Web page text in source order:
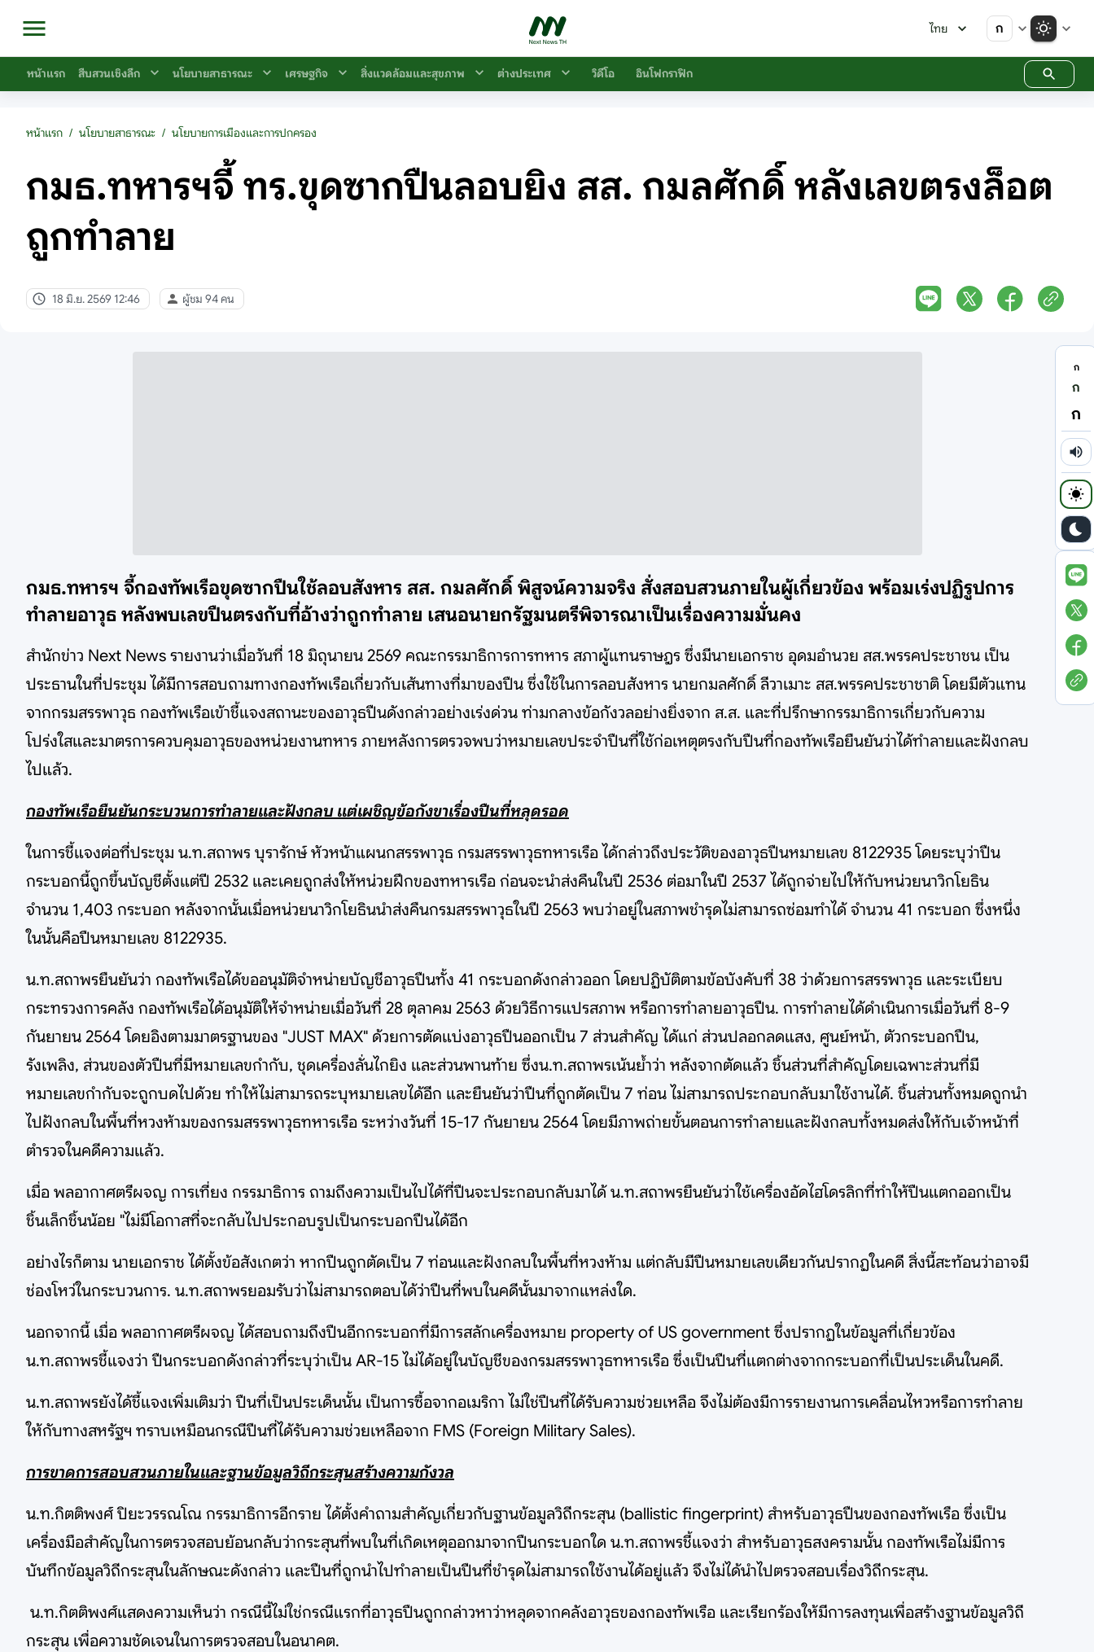
ไทย ก
หน้าแรก สืบสวนเชิงลึก นโยบายสาธารณะ เศรษฐกิจ สิ่งแวดล้อมและสุขภาพ ต่างประเทศ วิดีโอ อินโฟกราฟิก
หน้าแรก / นโยบายสาธารณะ / นโยบายการเมืองและการปกครอง
กมธ.ทหารฯจี้ ทร.ขุดซากปืนลอบยิง สส. กมลศักดิ์ หลังเลขตรงล็อต
ถูกทำลาย
18 มิ.ย. 2569 12:46 ผู้ชม 94 คน
กมธ.ทหารฯ จี้กองทัพเรือขุดซากปืนใช้ลอบสังหาร สส. กมลศักดิ์ พิสูจน์ความจริง สั่งสอบสวนภายในผู้เกี่ยวข้อง พร้อมเร่งปฏิรูปการ
ทำลายอาวุธ หลังพบเลขปืนตรงกับที่อ้างว่าถูกทำลาย เสนอนายกรัฐมนตรีพิจารณาเป็นเรื่องความมั่นคง
สำนักข่าว Next News รายงานว่าเมื่อวันที่ 18 มิถุนายน 2569 คณะกรรมาธิการการทหาร สภาผู้แทนราษฎร ซึ่งมีนายเอกราช อุดมอำนวย สส.พรรคประชาชน เป็น
ประธานในที่ประชุม ได้มีการสอบถามทางกองทัพเรือเกี่ยวกับเส้นทางที่มาของปืน ซึ่งใช้ในการลอบสังหาร นายกมลศักดิ์ ลีวาเมาะ สส.พรรคประชาชาติ โดยมีตัวแทน
จากกรมสรรพาวุธ กองทัพเรือเข้าชี้แจงสถานะของอาวุธปืนดังกล่าวอย่างเร่งด่วน ท่ามกลางข้อกังวลอย่างยิ่งจาก ส.ส. และที่ปรึกษากรรมาธิการเกี่ยวกับความ
โปร่งใสและมาตรการควบคุมอาวุธของหน่วยงานทหาร ภายหลังการตรวจพบว่าหมายเลขประจำปืนที่ใช้ก่อเหตุตรงกับปืนที่กองทัพเรือยืนยันว่าได้ทำลายและฝังกลบ
ไปแล้ว.
กองทัพเรือยืนยันกระบวนการทำลายและฝังกลบ แต่เผชิญข้อกังขาเรื่องปืนที่หลุดรอด
ในการชี้แจงต่อที่ประชุม น.ท.สถาพร บุรารักษ์ หัวหน้าแผนกสรรพาวุธ กรมสรรพาวุธทหารเรือ ได้กล่าวถึงประวัติของอาวุธปืนหมายเลข 8122935 โดยระบุว่าปืน
กระบอกนี้ถูกขึ้นบัญชีตั้งแต่ปี 2532 และเคยถูกส่งให้หน่วยฝึกของทหารเรือ ก่อนจะนำส่งคืนในปี 2536 ต่อมาในปี 2537 ได้ถูกจ่ายไปให้กับหน่วยนาวิกโยธิน
จำนวน 1,403 กระบอก หลังจากนั้นเมื่อหน่วยนาวิกโยธินนำส่งคืนกรมสรรพาวุธในปี 2563 พบว่าอยู่ในสภาพชำรุดไม่สามารถซ่อมทำได้ จำนวน 41 กระบอก ซึ่งหนึ่ง
ในนั้นคือปืนหมายเลข 8122935.
น.ท.สถาพรยืนยันว่า กองทัพเรือได้ขออนุมัติจำหน่ายบัญชีอาวุธปืนทั้ง 41 กระบอกดังกล่าวออก โดยปฏิบัติตามข้อบังคับที่ 38 ว่าด้วยการสรรพาวุธ และระเบียบ
กระทรวงการคลัง กองทัพเรือได้อนุมัติให้จำหน่ายเมื่อวันที่ 28 ตุลาคม 2563 ด้วยวิธีการแปรสภาพ หรือการทำลายอาวุธปืน. การทำลายได้ดำเนินการเมื่อวันที่ 8-9
กันยายน 2564 โดยอิงตามมาตรฐานของ "JUST MAX" ด้วยการตัดแบ่งอาวุธปืนออกเป็น 7 ส่วนสำคัญ ได้แก่ ส่วนปลอกลดแสง, ศูนย์หน้า, ตัวกระบอกปืน,
รังเพลิง, ส่วนของตัวปืนที่มีหมายเลขกำกับ, ชุดเครื่องลั่นไกยิง และส่วนพานท้าย ซึ่งน.ท.สถาพรเน้นย้ำว่า หลังจากตัดแล้ว ชิ้นส่วนที่สำคัญโดยเฉพาะส่วนที่มี
หมายเลขกำกับจะถูกบดไปด้วย ทำให้ไม่สามารถระบุหมายเลขได้อีก และยืนยันว่าปืนที่ถูกตัดเป็น 7 ท่อน ไม่สามารถประกอบกลับมาใช้งานได้. ชิ้นส่วนทั้งหมดถูกนำ
ไปฝังกลบในพื้นที่หวงห้ามของกรมสรรพาวุธทหารเรือ ระหว่างวันที่ 15-17 กันยายน 2564 โดยมีภาพถ่ายขั้นตอนการทำลายและฝังกลบทั้งหมดส่งให้กับเจ้าหน้าที่
ตำรวจในคดีความแล้ว.
เมื่อ พลอากาศตรีผจญ การเที่ยง กรรมาธิการ ถามถึงความเป็นไปได้ที่ปืนจะประกอบกลับมาได้ น.ท.สถาพรยืนยันว่าใช้เครื่องอัดไฮโดรลิกที่ทำให้ปืนแตกออกเป็น
ชิ้นเล็กชิ้นน้อย "ไม่มีโอกาสที่จะกลับไปประกอบรูปเป็นกระบอกปืนได้อีก
อย่างไรก็ตาม นายเอกราช ได้ตั้งข้อสังเกตว่า หากปืนถูกตัดเป็น 7 ท่อนและฝังกลบในพื้นที่หวงห้าม แต่กลับมีปืนหมายเลขเดียวกันปรากฏในคดี สิ่งนี้สะท้อนว่าอาจมี
ช่องโหว่ในกระบวนการ. น.ท.สถาพรยอมรับว่าไม่สามารถตอบได้ว่าปืนที่พบในคดีนั้นมาจากแหล่งใด.
นอกจากนี้ เมื่อ พลอากาศตรีผจญ ได้สอบถามถึงปืนอีกกระบอกที่มีการสลักเครื่องหมาย property of US government ซึ่งปรากฏในข้อมูลที่เกี่ยวข้อง
น.ท.สถาพรชี้แจงว่า ปืนกระบอกดังกล่าวที่ระบุว่าเป็น AR-15 ไม่ได้อยู่ในบัญชีของกรมสรรพาวุธทหารเรือ ซึ่งเป็นปืนที่แตกต่างจากกระบอกที่เป็นประเด็นในคดี.
น.ท.สถาพรยังได้ชี้แจงเพิ่มเติมว่า ปืนที่เป็นประเด็นนั้น เป็นการซื้อจากอเมริกา ไม่ใช่ปืนที่ได้รับความช่วยเหลือ จึงไม่ต้องมีการรายงานการเคลื่อนไหวหรือการทำลาย
ให้กับทางสหรัฐฯ ทราบเหมือนกรณีปืนที่ได้รับความช่วยเหลือจาก FMS (Foreign Military Sales).
การขาดการสอบสวนภายในและฐานข้อมูลวิถีกระสุนสร้างความกังวล
น.ท.กิตติพงศ์ ปิยะวรรณโณ กรรมาธิการอีกราย ได้ตั้งคำถามสำคัญเกี่ยวกับฐานข้อมูลวิถีกระสุน (ballistic fingerprint) สำหรับอาวุธปืนของกองทัพเรือ ซึ่งเป็น
เครื่องมือสำคัญในการตรวจสอบย้อนกลับว่ากระสุนที่พบในที่เกิดเหตุออกมาจากปืนกระบอกใด น.ท.สถาพรชี้แจงว่า สำหรับอาวุธสงครามนั้น กองทัพเรือไม่มีการ
บันทึกข้อมูลวิถีกระสุนในลักษณะดังกล่าว และปืนที่ถูกนำไปทำลายเป็นปืนที่ชำรุดไม่สามารถใช้งานได้อยู่แล้ว จึงไม่ได้นำไปตรวจสอบเรื่องวิถีกระสุน.
น.ท.กิตติพงศ์แสดงความเห็นว่า กรณีนี้ไม่ใช่กรณีแรกที่อาวุธปืนถูกกล่าวหาว่าหลุดจากคลังอาวุธของกองทัพเรือ และเรียกร้องให้มีการลงทุนเพื่อสร้างฐานข้อมูลวิถี
กระสุน เพื่อความชัดเจนในการตรวจสอบในอนาคต.
ก
ก
ก